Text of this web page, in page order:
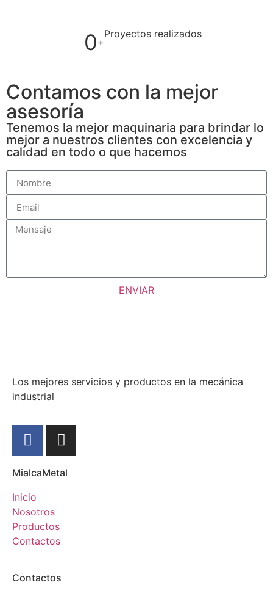
0+
Proyectos realizados
Contamos con la mejor
asesoría
Tenemos la mejor maquinaria para brindar lo
mejor a nuestros clientes con excelencia y
calidad en todo o que hacemos
ENVIAR
Los mejores servicios y productos en la mecánica
industrial
MialcaMetal
Inicio
Nosotros
Productos
Contactos
Contactos